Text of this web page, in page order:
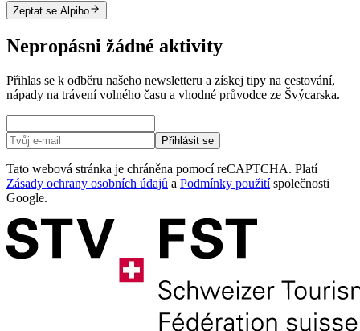
Zeptat se Alpiho
Nepropásni žádné aktivity
Přihlas se k odběru našeho newsletteru a získej tipy na cestování,
nápady na trávení volného času a vhodné průvodce ze Švýcarska.
Přihlásit se
Tato webová stránka je chráněna pomocí reCAPTCHA. Platí
Zásady ochrany osobních údajů a Podmínky použitíspolečnosti
Google.